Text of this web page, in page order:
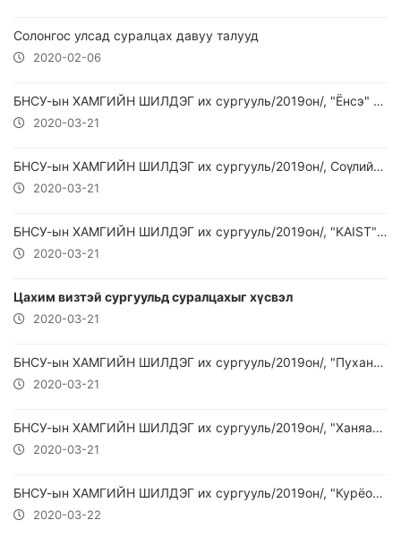
Солонгос улсад суралцах давуу талууд
2020-02-06
БНСУ-ын ХАМГИЙН ШИЛДЭГ их сургууль/2019он/, "Ёнсэ" их сургууль
2020-03-21
БНСУ-ын ХАМГИЙН ШИЛДЭГ их сургууль/2019он/, Соүлийн үндэсний их сургууль
2020-03-21
БНСУ-ын ХАМГИЙН ШИЛДЭГ их сургууль/2019он/, "KAIST" Их сургууль
2020-03-21
Цахим визтэй сургуульд суралцахыг хүсвэл
2020-03-21
БНСУ-ын ХАМГИЙН ШИЛДЭГ их сургууль/2019он/, "Пухань" шинжлэх ухаан технологийн их сургууль
2020-03-21
БНСУ-ын ХАМГИЙН ШИЛДЭГ их сургууль/2019он/, "Ханяан" Их Сургууль
2020-03-21
БНСУ-ын ХАМГИЙН ШИЛДЭГ их сургууль/2019он/, "Курёо" их сургууль
2020-03-22